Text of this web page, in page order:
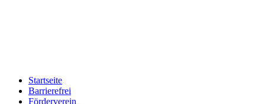
Startseite
Barrierefrei
Förderverein